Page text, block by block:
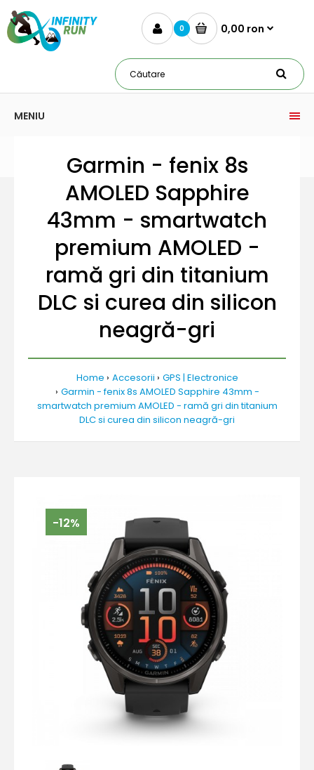
0 0,00 ron
MENIU
Garmin - fenix 8s
AMOLED Sapphire
43mm - smartwatch
premium AMOLED -
ramă gri din titanium
DLC si curea din silicon
neagră-gri
Home Accesorii
GPS | Electronice
Garmin - fenix 8s AMOLED Sapphire 43mm -
smartwatch premium AMOLED - ramă gri din titanium
DLC si curea din silicon neagră-gri
-12%